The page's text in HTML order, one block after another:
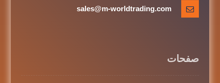
sales@m-worldtrading.com
صفحات